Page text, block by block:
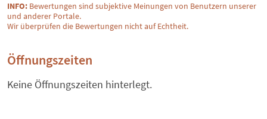
INFO: Bewertungen sind subjektive Meinungen von Benutzern unserer
und anderer Portale.
Wir überprüfen die Bewertungen nicht auf Echtheit.
Öffnungszeiten
Keine Öffnungszeiten hinterlegt.